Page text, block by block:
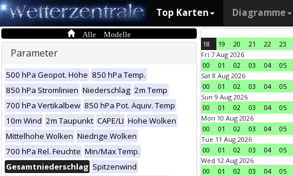
Top Karten Diagramme
Alle Modelle
Parameter
500 hPa Geopot. Höhe 850 hPa Temp.
850 hPa Stromlinien Niederschlag 2m Temp
700 hPa Vertikalbew 850 hPa Pot. Äquiv. Temp
10m Wind 2m Taupunkt CAPE/LI Hohe Wolken
Mittelhohe Wolken Niedrige Wolken
700 hPa Rel. Feuchte Min/Max Temp.
Gesamtniederschlag Spitzenwind
18 19 20 21 22 23
Fri 7 Aug 2026
00
01 02 03 04 05
Sat 8 Aug 2026
00
01 02 03 04 05
Sun 9 Aug 2026
00
01 02 03 04 05
Mon 10 Aug 2026
00
01 02 03 04 05
Tue 11 Aug 2026
00
01 02 03 04 05
Wed 12 Aug 2026
00
01 02 03 04 05